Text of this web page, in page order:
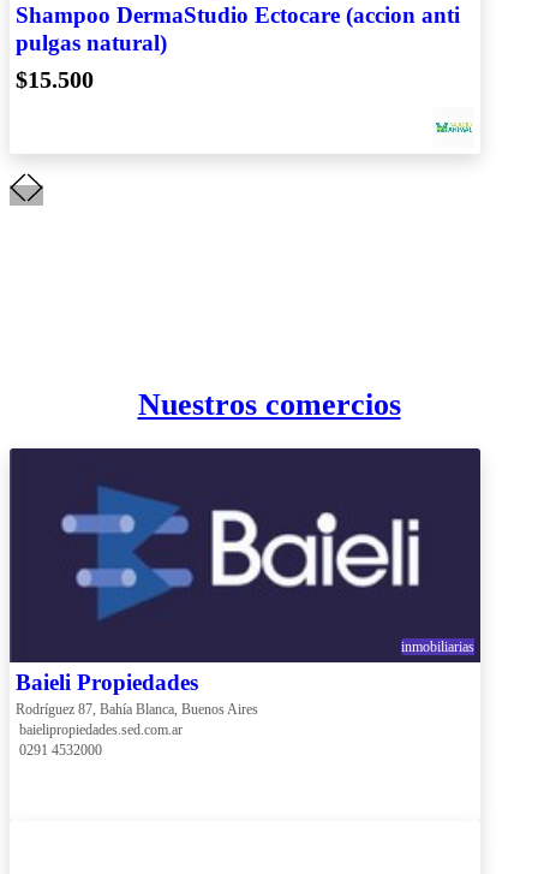
Shampoo DermaStudio Ectocare (accion anti
pulgas natural)
$15.500
Nuestros comercios
inmobiliarias
Baieli Propiedades
Rodríguez 87, Bahía Blanca, Buenos Aires
baielipropiedades.sed.com.ar
0291 4532000